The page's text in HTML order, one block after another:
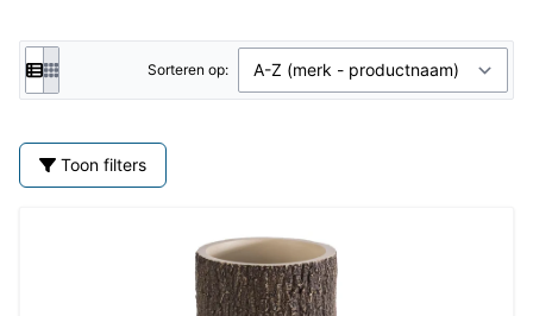
Sorteren op:
Toon filters